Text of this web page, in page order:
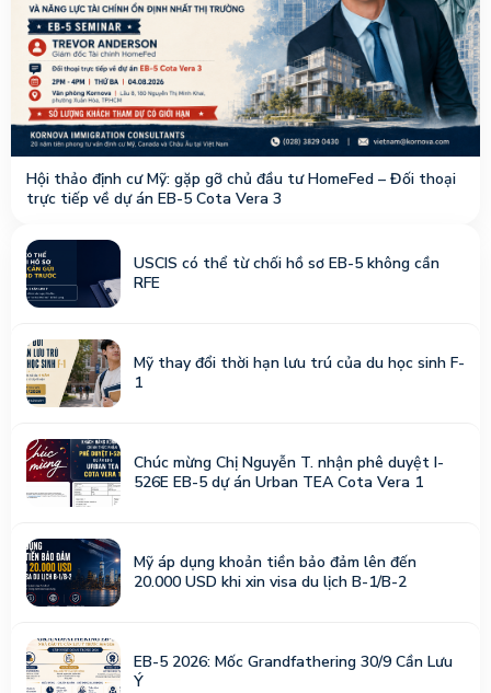
USCIS có thể từ chối hồ sơ EB-5 không cần
RFE
Mỹ thay đổi thời hạn lưu trú của du học sinh F-
1
Chúc mừng Chị Nguyễn T. nhận phê duyệt I-
526E EB-5 dự án Urban TEA Cota Vera 1
Mỹ áp dụng khoản tiền bảo đảm lên đến
20.000 USD khi xin visa du lịch B-1/B-2
EB-5 2026: Mốc Grandfathering 30/9 Cần Lưu
Ý
Hội thảo định cư Mỹ: gặp gỡ chủ đầu tư HomeFed – Đối thoại
trực tiếp về dự án EB-5 Cota Vera 3